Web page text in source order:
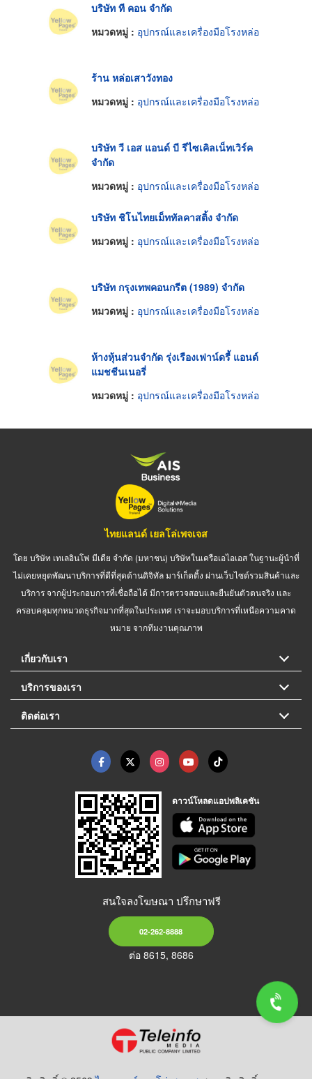
บริษัท ที คอน จำกัด
หมวดหมู่ : อุปกรณ์และเครื่องมือโรงหล่อ
ร้าน หล่อเสาวังทอง
หมวดหมู่ : อุปกรณ์และเครื่องมือโรงหล่อ
บริษัท วี เอส แอนด์ บี รีไซเคิลเน็ทเวิร์ค
จำกัด
หมวดหมู่ : อุปกรณ์และเครื่องมือโรงหล่อ
บริษัท ชิโนไทยเม็ททัลคาสติ้ง จำกัด
หมวดหมู่ : อุปกรณ์และเครื่องมือโรงหล่อ
บริษัท กรุงเทพคอนกรีต (1989) จำกัด
หมวดหมู่ : อุปกรณ์และเครื่องมือโรงหล่อ
ห้างหุ้นส่วนจำกัด รุ่งเรืองเฟาน์ดรี้ แอนด์
แมชชีนเนอรี่
หมวดหมู่ : อุปกรณ์และเครื่องมือโรงหล่อ
ไทยแลนด์ เยลโล่เพจเจส
โดย บริษัท เทเลอินโฟ มีเดีย จำกัด (มหาชน) บริษัทในเครือเอไอเอส ในฐานะผู้นำที่
ไม่เคยหยุดพัฒนาบริการที่ดีที่สุดด้านดิจิทัล มาร์เก็ตติ้ง ผ่านเว็บไซต์รวมสินค้าและ
บริการ จากผู้ประกอบการที่เชื่อถือได้ มีการตรวจสอบและยืนยันตัวตนจริง และ
ครอบคลุมทุกหมวดธุรกิจมากที่สุดในประเทศ เราจะมอบบริการที่เหนือความคาด
หมาย จากทีมงานคุณภาพ
เกี่ยวกับเรา
บริการของเรา
ติดต่อเรา
ดาวน์โหลดแอปพลิเคชัน
สนใจลงโฆษณา ปรึกษาฟรี
02-262-8888
ต่อ 8615, 8686